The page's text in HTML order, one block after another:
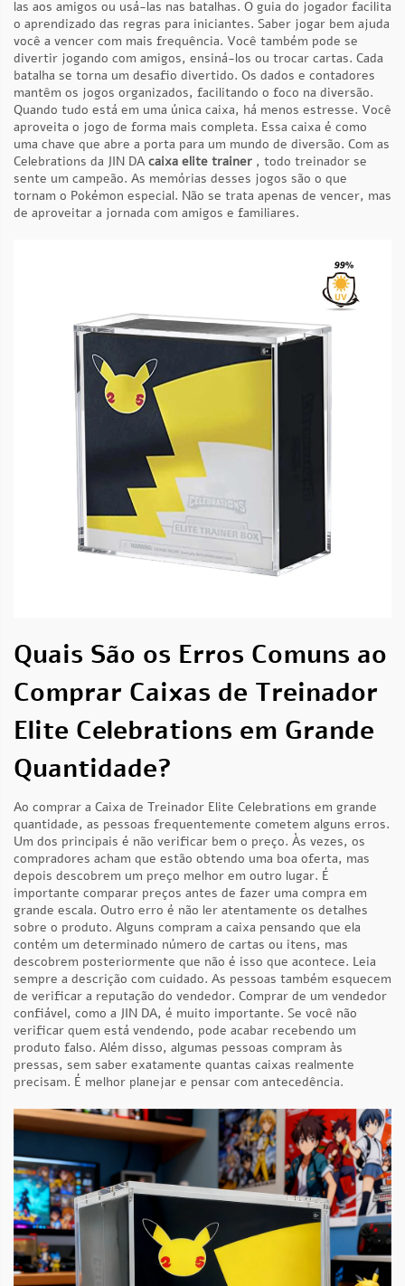
las aos amigos ou usá-las nas batalhas. O guia do jogador facilita
o aprendizado das regras para iniciantes. Saber jogar bem ajuda
você a vencer com mais frequência. Você também pode se
divertir jogando com amigos, ensiná-los ou trocar cartas. Cada
batalha se torna um desafio divertido. Os dados e contadores
mantêm os jogos organizados, facilitando o foco na diversão.
Quando tudo está em uma única caixa, há menos estresse. Você
aproveita o jogo de forma mais completa. Essa caixa é como
uma chave que abre a porta para um mundo de diversão. Com as
Celebrations da JIN DA caixa elite trainer , todo treinador se
sente um campeão. As memórias desses jogos são o que
tornam o Pokémon especial. Não se trata apenas de vencer, mas
de aproveitar a jornada com amigos e familiares.
Quais São os Erros Comuns ao
Comprar Caixas de Treinador
Elite Celebrations em Grande
Quantidade?
Ao comprar a Caixa de Treinador Elite Celebrations em grande
quantidade, as pessoas frequentemente cometem alguns erros.
Um dos principais é não verificar bem o preço. Às vezes, os
compradores acham que estão obtendo uma boa oferta, mas
depois descobrem um preço melhor em outro lugar. É
importante comparar preços antes de fazer uma compra em
grande escala. Outro erro é não ler atentamente os detalhes
sobre o produto. Alguns compram a caixa pensando que ela
contém um determinado número de cartas ou itens, mas
descobrem posteriormente que não é isso que acontece. Leia
sempre a descrição com cuidado. As pessoas também esquecem
de verificar a reputação do vendedor. Comprar de um vendedor
confiável, como a JIN DA, é muito importante. Se você não
verificar quem está vendendo, pode acabar recebendo um
produto falso. Além disso, algumas pessoas compram às
pressas, sem saber exatamente quantas caixas realmente
precisam. É melhor planejar e pensar com antecedência.